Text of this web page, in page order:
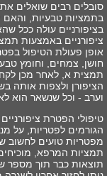
סובלים רבים שואלים
בתמציות טבעיות, והאם
בציפורניים עולה ככל
ציפורניים באמצעות
אופן פעולת הטיפול
חושן, צמחים, וחומץ
תמצית א, לאחר מכן
הציפורן ולצפות אותה
וערב - וכל שנשאר הוא
טיפולי הפטרת
הגורמים לפטריות, על
מפטריות טועים לחשוב
תמציות המרפא,
תוצאות כבר תוך מספר